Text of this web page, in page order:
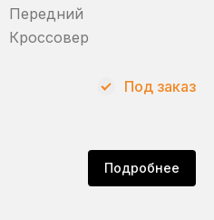
Передний
Кроссовер
Подробнее
Под заказ